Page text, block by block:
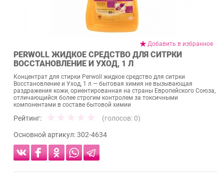
Добавить в избранное
PERWOLL ЖИДКОЕ СРЕДСТВО ДЛЯ СИТРКИ
ВОССТАНОВЛЕНИЕ И УХОД, 1 Л
Концентрат для стирки Perwoll жидкое средство для ситрки
Восстановление и Уход, 1 л — бытовая химия не вызывающая
раздражения кожи, ориентированная на страны Европейского Союза,
отличающийся более строгим контролем за токсичными
компонентами в составе бытовой химии
Рейтинг: (голосов: 0)
Основной артикул:302-4634